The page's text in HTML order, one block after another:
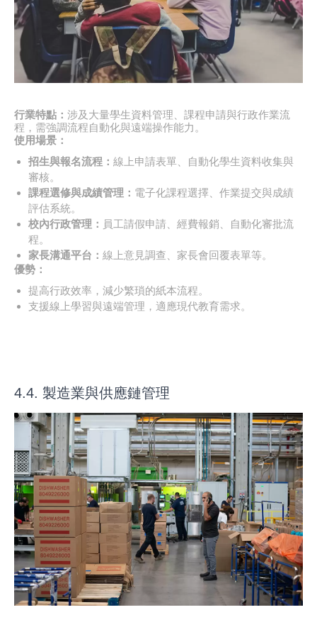
行業特點：涉及大量學生資料管理、課程申請與行政作業流
程，需強調流程自動化與遠端操作能力。
使用場景：
招生與報名流程：線上申請表單、自動化學生資料收集與
審核。
課程選修與成績管理： 電子化課程選擇、作業提交與成績
評估系統。
校內行政管理： 員工請假申請、經費報銷、自動化審批流
程。
家長溝通平台：線上意見調查、家長會回覆表單等。
優勢：
提高行政效率，減少繁瑣的紙本流程。
支援線上學習與遠端管理，適應現代教育需求。
4.4. 製造業與供應鏈管理